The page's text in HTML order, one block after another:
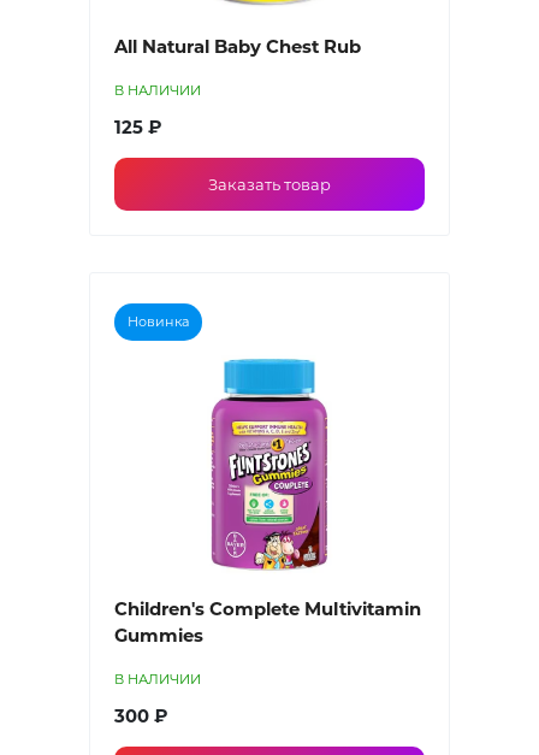
All Natural Baby Chest Rub
В НАЛИЧИИ
125 ₽
Заказать товар
Новинка
Children's Complete Multivitamin
Gummies
В НАЛИЧИИ
300 ₽